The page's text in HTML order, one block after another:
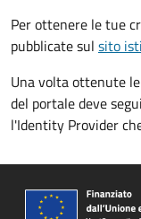
Per ottenere le tue
pubblicate sul sito
Una volta ottenute
del portale deve
l'Identity Provider